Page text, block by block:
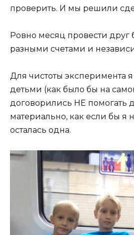
проверить. И мы решили
Ровно месяц провести друг
разными счетами и
Для чистоты эксперимента я
детьми (как было бы на
договорились НЕ помогать
материально, как если бы я
осталась одна.